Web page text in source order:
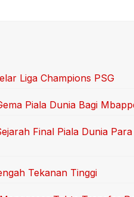
Liga Champions PSG
Piala Dunia Bagi
Final Piala Dunia
Tekanan Tinggi